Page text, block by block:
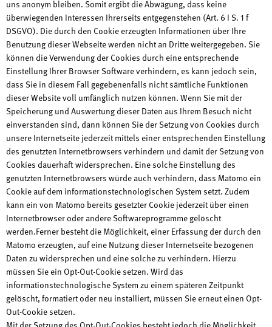
uns anonym bleiben. Somit ergibt die Abwägung, dass keine
überwiegenden Interessen Ihrerseits entgegenstehen (Art. 6 I S. 1 f
DSGVO). Die durch den Cookie erzeugten Informationen über Ihre
Benutzung dieser Webseite werden nicht an Dritte weitergegeben. Sie
können die Verwendung der Cookies durch eine entsprechende
Einstellung Ihrer Browser Software verhindern, es kann jedoch sein,
dass Sie in diesem Fall gegebenenfalls nicht sämtliche Funktionen
dieser Website voll umfänglich nutzen können. Wenn Sie mit der
Speicherung und Auswertung dieser Daten aus Ihrem Besuch nicht
einverstanden sind, dann können Sie der Setzung von Cookies durch
unsere Internetseite jederzeit mittels einer entsprechenden Einstellung
des genutzten Internetbrowsers verhindern und damit der Setzung von
Cookies dauerhaft widersprechen. Eine solche Einstellung des
genutzten Internetbrowsers würde auch verhindern, dass Matomo ein
Cookie auf dem informationstechnologischen System setzt. Zudem
kann ein von Matomo bereits gesetzter Cookie jederzeit über einen
Internetbrowser oder andere Softwareprogramme gelöscht
werden.Ferner besteht die Möglichkeit, einer Erfassung der durch den
Matomo erzeugten, auf eine Nutzung dieser Internetseite bezogenen
Daten zu widersprechen und eine solche zu verhindern. Hierzu
müssen Sie ein Opt-Out-Cookie setzen. Wird das
informationstechnologische System zu einem späteren Zeitpunkt
gelöscht, formatiert oder neu installiert, müssen Sie erneut einen Opt-
Out-Cookie setzen.